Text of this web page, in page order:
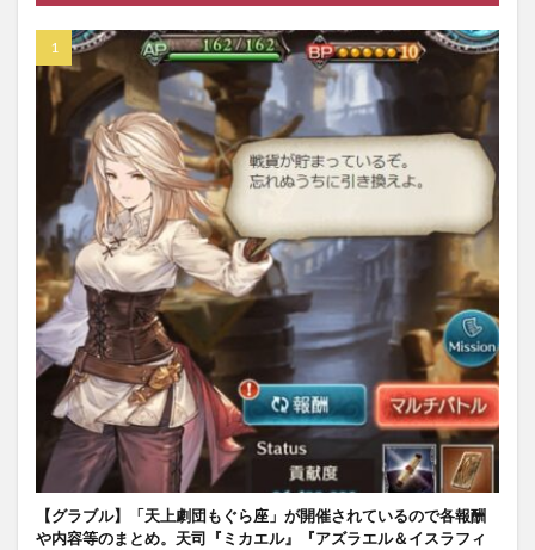
【グラブル】「天上劇団もぐら座」が開催されているので各報酬
や内容等のまとめ。天司『ミカエル』『アズラエル＆イスラフィ